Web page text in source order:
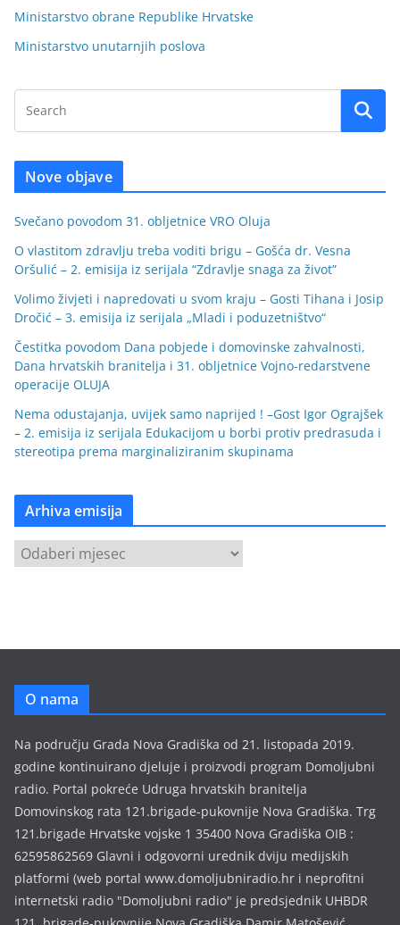
Ministarstvo obrane Republike Hrvatske
Ministarstvo unutarnjih poslova
Nove objave
Svečano povodom 31. obljetnice VRO Oluja
O vlastitom zdravlju treba voditi brigu – Gošća dr. Vesna
Oršulić – 2. emisija iz serijala “Zdravlje snaga za život”
Volimo živjeti i napredovati u svom kraju – Gosti Tihana i Josip
Dročić – 3. emisija iz serijala „Mladi i poduzetništvo“
Čestitka povodom Dana pobjede i domovinske zahvalnosti,
Dana hrvatskih branitelja i 31. obljetnice Vojno-redarstvene
operacije OLUJA
Nema odustajanja, uvijek samo naprijed ! –Gost Igor Ograjšek
– 2. emisija iz serijala Edukacijom u borbi protiv predrasuda i
stereotipa prema marginaliziranim skupinama
Arhiva emisija
r
e
s
i
j
a
O nama
Na području Grada Nova Gradiška od 21. listopada 2019.
godine kontinuirano djeluje i proizvodi program Domoljubni
radio. Portal pokreće Udruga hrvatskih branitelja
Domovinskog rata 121.brigade-pukovnije Nova Gradiška. Trg
121.brigade Hrvatske vojske 1 35400 Nova Gradiška OIB :
62595862569 Glavni i odgovorni urednik dviju medijskih
platformi (web portal www.domoljubniradio.hr i neprofitni
internetski radio "Domoljubni radio" je predsjednik UHBDR